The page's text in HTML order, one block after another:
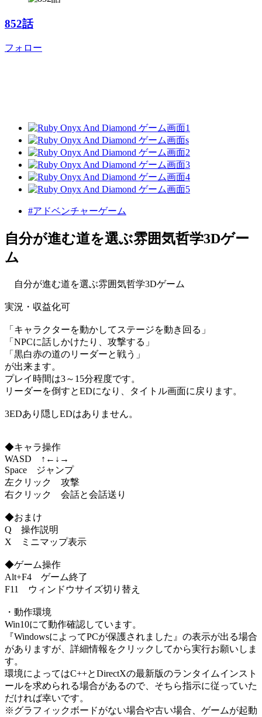
852話
フォロー
#アドベンチャーゲーム
自分が進む道を選ぶ雰囲気哲学3Dゲー
ム
自分が進む道を選ぶ雰囲気哲学3Dゲーム
実況・収益化可
「キャラクターを動かしてステージを動き回る」
「NPCに話しかけたり、攻撃する」
「黒白赤の道のリーダーと戦う」
が出来ます。
プレイ時間は3～15分程度です。
リーダーを倒すとEDになり、タイトル画面に戻ります。
3EDあり隠しEDはありません。
◆キャラ操作
WASD ↑←↓→
Space ジャンプ
左クリック 攻撃
右クリック 会話と会話送り
◆おまけ
Q 操作説明
X ミニマップ表示
◆ゲーム操作
Alt+F4 ゲーム終了
F11 ウィンドウサイズ切り替え
・動作環境
Win10にて動作確認しています。
『WindowsによってPCが保護されました』の表示が出る場合
がありますが、詳細情報をクリックしてから実行お願いしま
す。
環境によってはC++とDirectXの最新版のランタイムインスト
ールを求められる場合があるので、そちら指示に従っていた
だければ幸いです。
※グラフィックボードがない場合や古い場合、ゲームが起動